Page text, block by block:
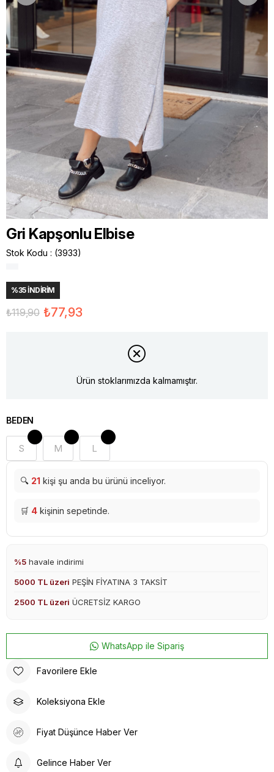
Gri Kapşonlu Elbise
Stok Kodu (3933)
%35İNDIRIM
₺119,90 ₺77,93
Ürün stoklarımızda kalmamıştır.
BEDEN
S M L
🔍 21 kişi şu anda bu ürünü inceliyor.
🛒 4 kişinin sepetinde.
%5 havale indirimi
5000 TL üzeri PEŞİN FİYATINA 3 TAKSİT
2500 TL üzeri ÜCRETSİZ KARGO
WhatsApp ile Sipariş
Favorilere Ekle
Koleksiyona Ekle
Fiyat Düşünce Haber Ver
Gelince Haber Ver